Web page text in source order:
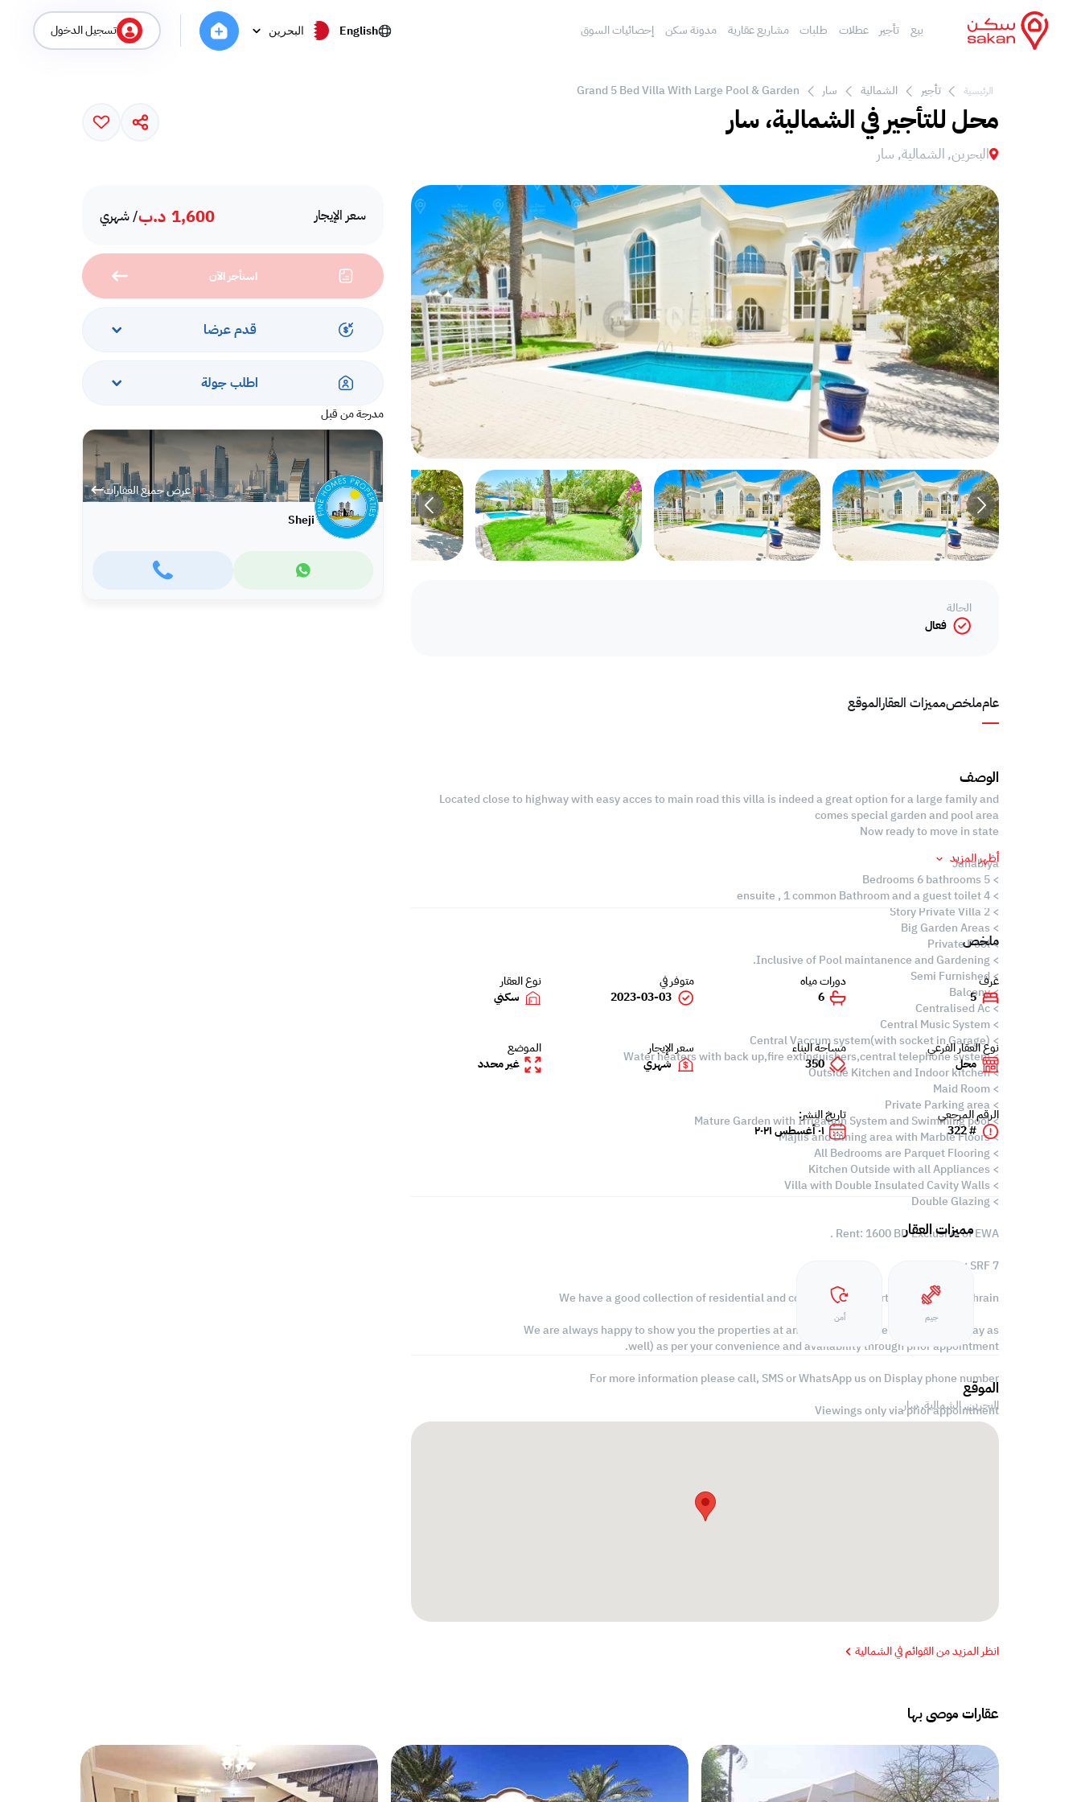
بيع تأجير عطلات طلبات مشاريع عقارية مدونة سكن إحصائيات السوق English البحرين تسجيل الدخول
الرئيسية تأجير الشمالية سار Grand 5 Bed Villa With Large Pool & Garden
محل للتأجير في الشمالية، سار
البحرين, الشمالية, سار
سعر الإيجار 1,600 د.ب/ شهري
استأجر الآن
قدم عرضا
اطلب جولة
مدرجة من قبل
عرض جميع العقارات
Sheji
عامملخصمميزات العقارالموقع
الحالة
فعال
الوصف
Located close to highway with easy acces to main road this villa is indeed a great option for a large family and
comes special garden and pool area
Now ready to move in state
Janabiya
> 5 Bedrooms 6 bathrooms
> 4 ensuite , 1 common Bathroom and a guest toilet
> 2 Story Private Villa
> Big Garden Areas
> Private Pool
> Inclusive of Pool maintanence and Gardening.
> Semi Furnished
> Balcony
> Centralised Ac
> Central Music System
> Central Vaccum system(with socket in Garage)
> Water heaters with back up,fire extinguishers,central telephone system
> Outside Kitchen and Indoor kitchen
> Maid Room
> Private Parking area
> Mature Garden with Irrigation System and Swimming pool
> Majlis and Dining area with Marble Floors
> All Bedrooms are Parquet Flooring
> Kitchen Outside with all Appliances
> Villa with Double Insulated Cavity Walls
> Double Glazing
Rent: 1600 BD Exclusive of EWA .
Ref no : SRF 7
We have a good collection of residential and commercial properties all over in Bahrain
We are always happy to show you the properties at any given day of the week (even Friday as
well) as per your convenience and availability through prior appointment.
For more information please call, SMS or WhatsApp us on Display phone number
Viewings only via prior appointment
أظهر المزيد
ملخص
غرف
5
دورات مياه
6
متوفر في
2023-03-03
نوع العقار
سكني
نوع العقار الفرعي
محل
مساحة البناء
350
سعر الإيجار
شهري
الموضع
غير محدد
الرقم المرجعي
# 322
تاريخ النشر:
٠١ أغسطس ٢٠٢١
مميزات العقار
جيم أمن
الموقع
البحرين, الشمالية,سار
انظر المزيد من القوائم في الشمالية
عقارات موصى بها